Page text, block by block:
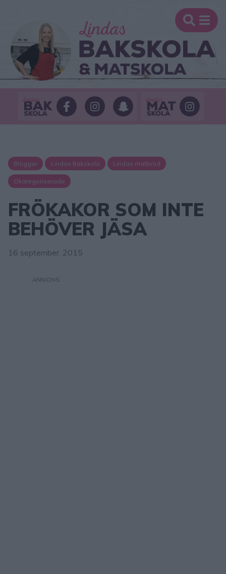
Bloggar Lindas Bakskola Lindas matbröd
Okategoriserade
FRÖKAKOR SOM INTE
BEHÖVER JÄSA
16 september, 2015